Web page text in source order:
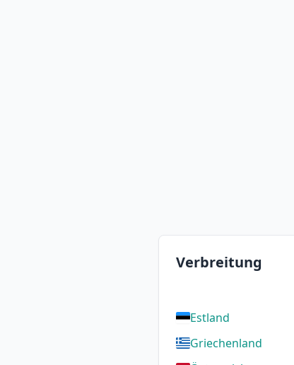
Verbreitung
Estland
Griechenland